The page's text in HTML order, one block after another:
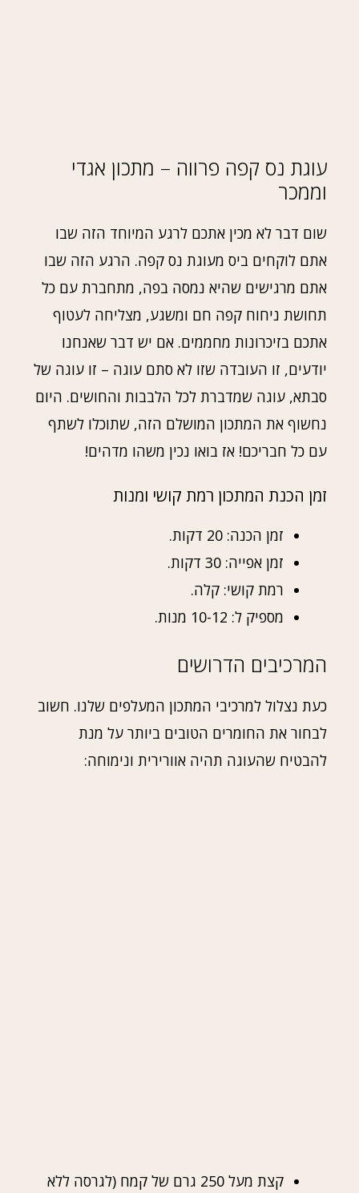
עוגת נס קפה פרווה – מתכון אגדי
וממכר
שום דבר לא מכין אתכם לרגע המיוחד הזה שבו
אתם לוקחים ביס מעוגת נס קפה. הרגע הזה שבו
אתם מרגישים שהיא נמסה בפה, מתחברת עם כל
תחושת ניחוח קפה חם ומשגע, מצליחה לעטוף
אתכם בזיכרונות מחממים. אם יש דבר שאנחנו
יודעים, זו העובדה שזו לא סתם עוגה – זו עוגה של
סבתא, עוגה שמדברת לכל הלבבות והחושים. היום
נחשוף את המתכון המושלם הזה, שתוכלו לשתף
עם כל חבריכם! אז בואו נכין משהו מדהים!
זמן הכנת המתכון רמת קושי ומנות
זמן הכנה: 20 דקות.
זמן אפייה: 30 דקות.
רמת קושי: קלה.
מספיק ל: 10-12 מנות.
המרכיבים הדרושים
כעת נצלול למרכיבי המתכון המעלפים שלנו. חשוב
לבחור את החומרים הטובים ביותר על מנת
להבטיח שהעוגה תהיה אוורירית ונימוחה:
קצת מעל 250 גרם של קמח (לגרסה ללא